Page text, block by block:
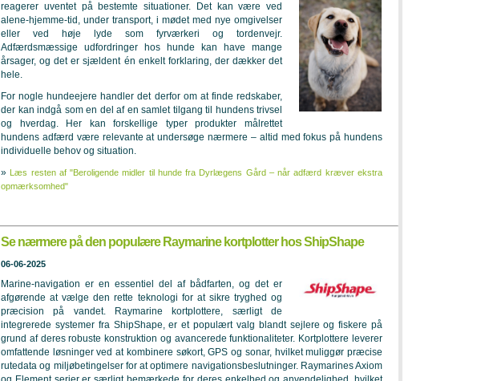
reagerer uventet på bestemte situationer. Det kan være ved
alene-hjemme-tid, under transport, i mødet med nye omgivelser
eller ved høje lyde som fyrværkeri og tordenvejr.
Adfærdsmæssige udfordringer hos hunde kan have mange
årsager, og det er sjældent én enkelt forklaring, der dækker det
hele.
For nogle hundeejere handler det derfor om at finde redskaber,
der kan indgå som en del af en samlet tilgang til hundens trivsel
og hverdag. Her kan forskellige typer produkter målrettet
hundens adfærd være relevante at undersøge nærmere – altid med fokus på hundens
individuelle behov og situation.
» Læs resten af "Beroligende midler til hunde fra Dyrlægens Gård – når adfærd kræver ekstra
opmærksomhed"
Se nærmere på den populære Raymarine kortplotter hos ShipShape
06-06-2025
Marine-navigation er en essentiel del af bådfarten, og det er
afgørende at vælge den rette teknologi for at sikre tryghed og
præcision på vandet. Raymarine kortplottere, særligt de
integrerede systemer fra ShipShape, er et populært valg blandt sejlere og fiskere på
grund af deres robuste konstruktion og avancerede funktionaliteter. Kortplottere leverer
omfattende løsninger ved at kombinere søkort, GPS og sonar, hvilket muliggør præcise
rutedata og miljøbetingelser for at optimere navigationsbeslutninger. Raymarines Axiom